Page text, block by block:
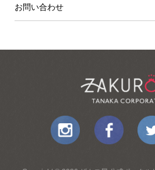
お問い合わせ